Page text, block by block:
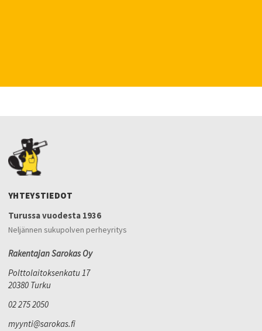
YHTEYSTIEDOT
Turussa vuodesta 1936
Neljännen sukupolven perheyritys
Rakentajan Sarokas Oy
Polttolaitoksenkatu 17
20380 Turku
02 275 2050
myynti@sarokas.fi